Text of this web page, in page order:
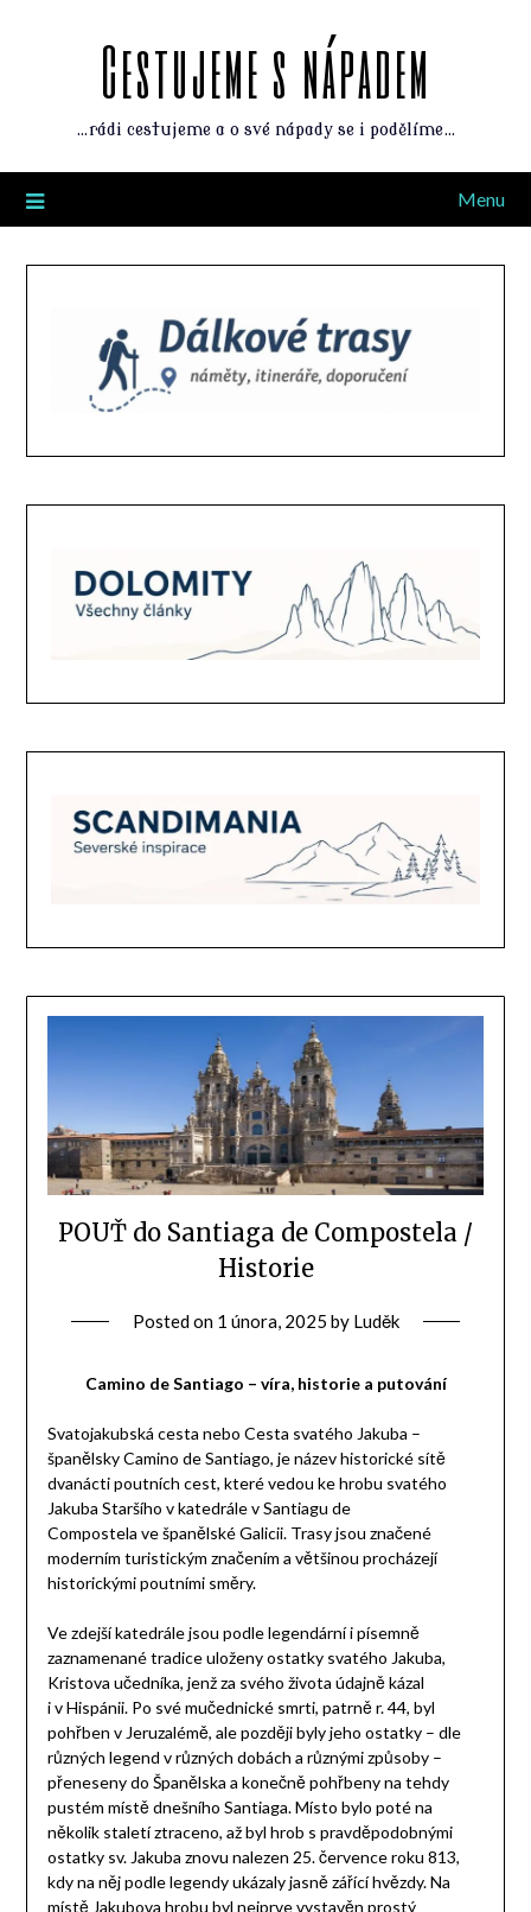
Cestujeme s nápadem
…rádi cestujeme a o své nápady se i podělíme…
Menu
POUŤ do Santiaga de Compostela /
Historie
Posted on 1 února, 2025 by Luděk
Camino de Santiago – víra, historie a putování
Svatojakubská cesta nebo Cesta svatého Jakuba –
španělsky Camino de Santiago, je název historické sítě
dvanácti poutních cest, které vedou ke hrobu svatého
Jakuba Staršího v katedrále v Santiagu de
Compostela ve španělské Galicii. Trasy jsou značené
moderním turistickým značením a většinou procházejí
historickými poutními směry.
Ve zdejší katedrále jsou podle legendární i písemně
zaznamenané tradice uloženy ostatky svatého Jakuba,
Kristova učedníka, jenž za svého života údajně kázal
i v Hispánii. Po své mučednické smrti, patrně r. 44, byl
pohřben v Jeruzalémě, ale později byly jeho ostatky – dle
různých legend v různých dobách a různými způsoby –
přeneseny do Španělska a konečně pohřbeny na tehdy
pustém místě dnešního Santiaga. Místo bylo poté na
několik staletí ztraceno, až byl hrob s pravděpodobnými
ostatky sv. Jakuba znovu nalezen 25. července roku 813,
kdy na něj podle legendy ukázaly jasně zářící hvězdy. Na
místě Jakubova hrobu byl nejprve vystavěn prostý